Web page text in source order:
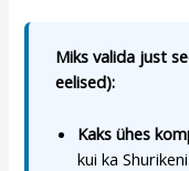
Miks valida just
eelised):
Kaks ühes
kui ka